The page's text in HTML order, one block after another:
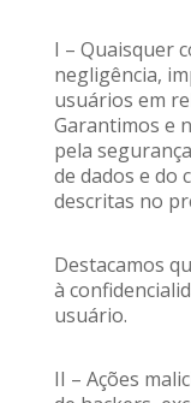
I – Quaisquer
negligência,
usuários em
Garantimos e
pela
de dados e do
descritas no
Destacamos
à
usuário.
II – Ações